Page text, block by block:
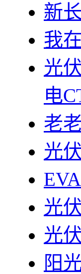
新
我
光
电
老
光
光
光
阳